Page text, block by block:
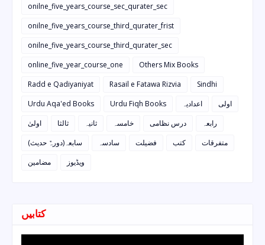
onilne_five_years_course_sec_qurater_sec
onilne_five_years_course_third_qurater_frist
onilne_five_years_course_third_qurater_sec
online_five_year_course_one
Others Mix Books
Radd e Qadiyaniyat
Rasail e Fatawa Rizvia
Sindhi
Urdu Aqa'ed Books
Urdu Fiqh Books اعدادیہ
اولی
اولیٰ
ثالثا ثانیہ خامسہ درس نظامی
رابعہ
سابعہ(دورہٌ حدیث)
سادسہ فضیلت کتب
متفرقات
مضامین
ویڈیوز
کتابیں